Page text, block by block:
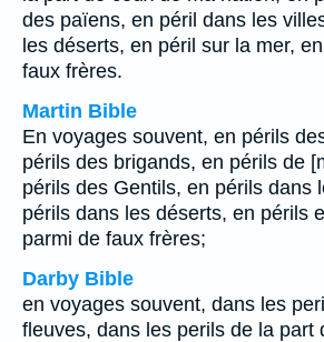
des païens, en péril dans les
les déserts, en péril sur la mer,
faux frères.
Martin Bible
En voyages souvent, en périls
périls des brigands, en périls de
périls des Gentils, en périls dans
périls dans les déserts, en périls
parmi de faux frères;
Darby Bible
en voyages souvent, dans les
fleuves, dans les perils de la part